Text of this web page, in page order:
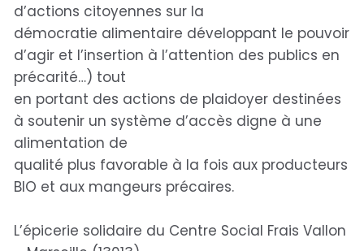
d’actions citoyennes sur la
démocratie alimentaire développant le pouvoir
d’agir et l’insertion à l’attention des publics en
précarité…) tout
en portant des actions de plaidoyer destinées
à soutenir un système d’accès digne à une
alimentation de
qualité plus favorable à la fois aux producteurs
BIO et aux mangeurs précaires.
L’épicerie solidaire du Centre Social Frais Vallon